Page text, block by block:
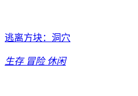
逃离方块：洞穴
生存 冒险 休闲